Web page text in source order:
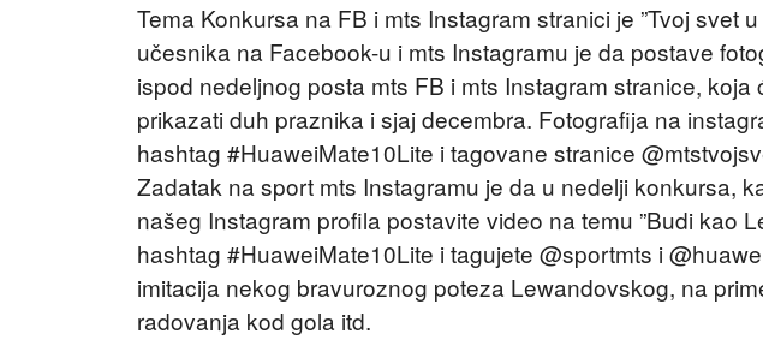
Tema Konkursa na FB i mts Instagram stranici je ”Tvoj svet
učesnika na Facebook-u i mts Instagramu je da postave
ispod nedeljnog posta mts FB i mts Instagram stranice, koja
prikazati duh praznika i sjaj decembra. Fotografija na
hashtag #HuaweiMate10Lite i tagovane stranice
Zadatak na sport mts Instagramu je da u nedelji konkursa,
našeg Instagram profila postavite video na temu ”Budi kao
hashtag #HuaweiMate10Lite i tagujete @sportmts i
imitacija nekog bravuroznog poteza Lewandovskog, na
radovanja kod gola itd.